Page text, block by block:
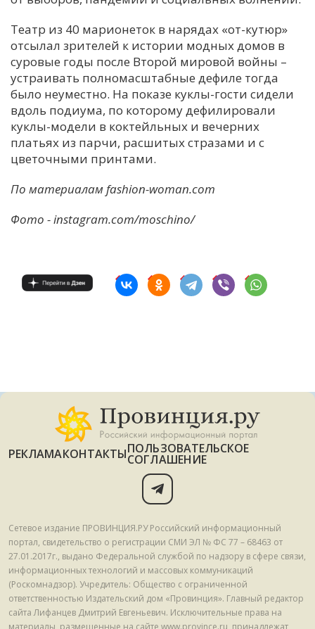
И
К
М
Т
Я
Театр из 40 марионеток в нарядах «от-кутюр»
отсылал зрителей к истории модных домов в
суровые годы после Второй мировой войны –
устраивать полномасштабные дефиле тогда
было неуместно. На показе куклы-гости сидели
вдоль подиума, по которому дефилировали
куклы-модели в коктейльных и вечерних
платьях из парчи, расшитых стразами и с
цветочными принтами.
По материалам fashion-woman.com
Фото - instagram.com/moschino/
РЕКЛАМАКОНТАКТЫПОЛЬЗОВАТЕЛЬСКОЕ
СОГЛАШЕНИЕ
Сетевое издание ПРОВИНЦИЯ.РУ Российский информационный
портал, свидетельство о регистрации СМИ ЭЛ № ФС 77 – 68463 от
27.01.2017г., выдано Федеральной службой по надзору в сфере связи,
информационных технологий и массовых коммуникаций
(Роскомнадзор). Учредитель: Общество с ограниченной
ответственностью Издательский дом «Провинция». Главный редактор
сайта Лифанцев Дмитрий Евгеньевич. Исключительные права на
материалы, размещенные на сайте www.province.ru, принадлежат